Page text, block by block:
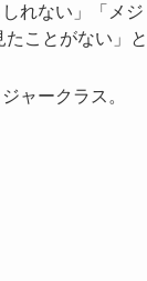
れない」「メジ
ことがない」と
ャークラス。